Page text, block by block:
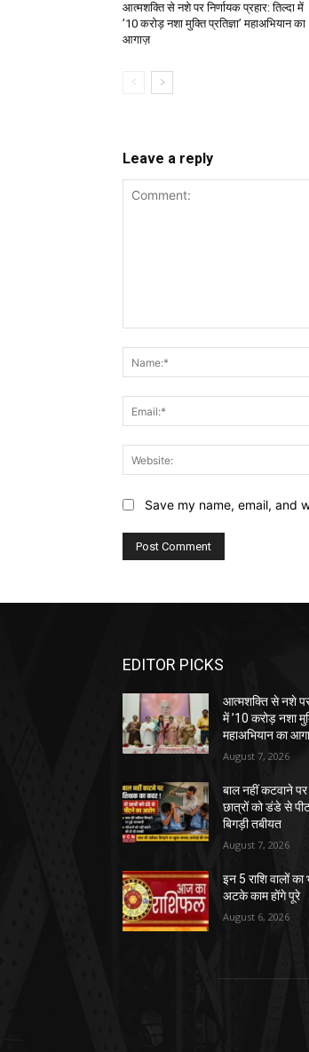
आत्मशक्ति से नशे पर निर्णायक प्रहार: तिल्दा में
’10 करोड़ नशा मुक्ति प्रतिज्ञा’ महाअभियान का
आगाज़
Leave a reply
Save my name, email, and
EDITOR PICKS
आत्मशक्ति से नशे पर
में ’10 करोड़ नशा
महाअभियान का
August 7, 2026
बाल नहीं कटवाने
छात्रों को डंडे से
बिगड़ी तबीयत
August 7, 2026
इन 5 राशि वालों
अटके काम होंगे पूरे
August 6, 2026